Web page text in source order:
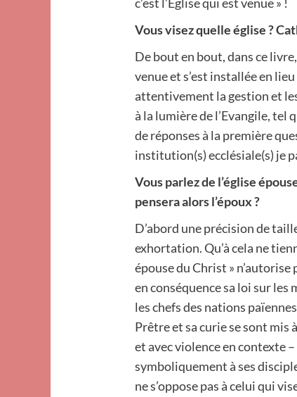
Vous visez quelle église ?
De bout en bout, dans ce
venue et s’est installée en
attentivement la gestion et
à la lumière de l’Evangile, tel
de réponses à la première
institution(s) ecclésiale(s) je
Vous parlez de l’église
pensera alors l’époux ?
D’abord une précision de
exhortation. Qu’à cela ne
épouse du Christ »
en conséquence sa loi sur les
les chefs des nations
Prêtre et sa curie se sont mis
et avec violence en contexte
symboliquement à ses
ne s’oppose pas à celui qui